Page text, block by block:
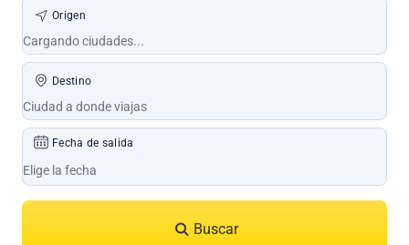
Origen
Destino
Fecha de salida
Buscar